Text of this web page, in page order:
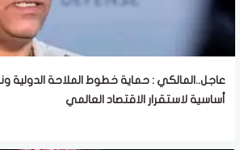
عاجل..المالكي : حماية خطوط الملاحة الدولية
أساسية لاستقرار الاقتصاد العالمي